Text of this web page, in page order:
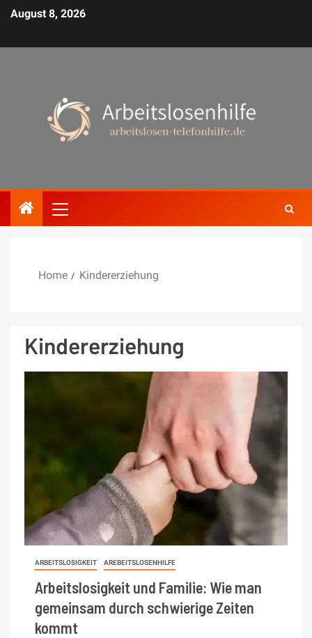
August 8, 2026
Home Kindererziehung
Kindererziehung
ARBEITSLOSIGKEIT AREBEITSLOSENHILFE
Arbeitslosigkeit und Familie: Wie man
gemeinsam durch schwierige Zeiten
kommt